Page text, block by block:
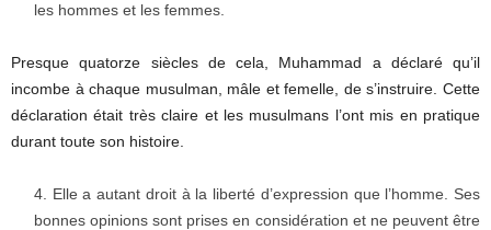
les hommes et les femmes.
Presque quatorze siècles de cela, Muhammad a déclaré qu’il
incombe à chaque musulman, mâle et femelle, de s’instruire. Cette
déclaration était très claire et les musulmans l’ont mis en pratique
durant toute son histoire.
Elle a autant droit à la liberté d’expression que l’homme. Ses
bonnes opinions sont prises en considération et ne peuvent être